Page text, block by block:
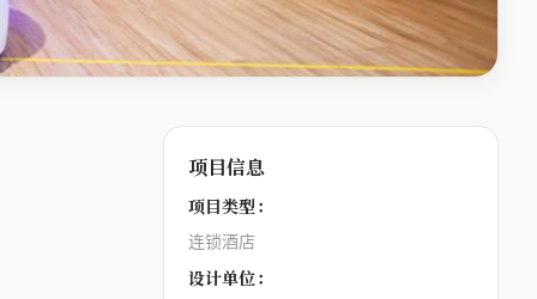
项目信息
项目类型：
连锁酒店
设计单位：